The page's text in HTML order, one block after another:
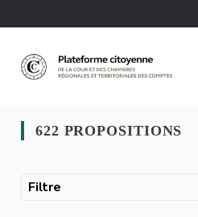
622 PROPOSITIONS
Filtre